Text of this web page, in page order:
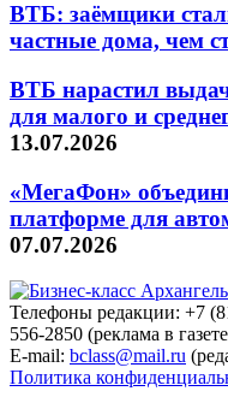
ВТБ: заёмщики
частные дома, чем
ВТБ нарастил
для малого и
13.07.2026
«МегаФон»
платформе для
07.07.2026
Телефоны редакции: +7
556-2850 (реклама в
E-mail: bclass@mail.ru
Политика